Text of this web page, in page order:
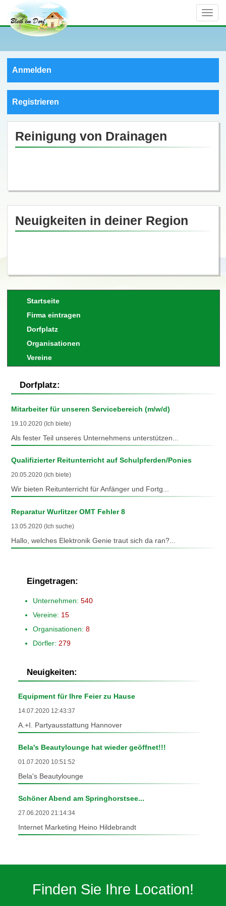
Toggle
Anmelden
Registrieren
Startseite
Firma eintragen
Dorfplatz
Organisationen
Vereine
Dorfplatz:
Mitarbeiter für unseren Servicebereich (m/w/d)
19.10.2020 (Ich biete)
Als fester Teil unseres Unternehmens unterstützen...
Qualifizierter Reitunterricht auf Schulpferden/Ponies
20.05.2020 (Ich biete)
Wir bieten Reitunterricht für Anfänger und Fortg...
Reparatur Wurlitzer OMT Fehler 8
13.05.2020 (Ich suche)
Hallo, welches Elektronik Genie traut sich da ran?...
Reinigung von Drainagen
Neuigkeiten in deiner Region
Eingetragen:
Unternehmen: 540
Vereine: 15
Organisationen: 8
Dörfler: 279
Neuigkeiten:
Equipment für Ihre Feier zu Hause
14.07.2020 12:43:37
A.+I. Partyausstattung Hannover
Bela's Beautylounge hat wieder geöffnet!!!
01.07.2020 10:51:52
Bela's Beautylounge
Schöner Abend am Springhorstsee...
27.06.2020 21:14:34
Internet Marketing Heino Hildebrandt
Finden Sie Ihre Location!